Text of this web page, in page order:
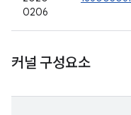
0206
커널 구성요소